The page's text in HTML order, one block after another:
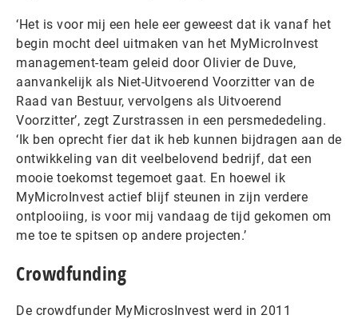
‘Het is voor mij een hele eer geweest dat ik vanaf het
begin mocht deel uitmaken van het MyMicroInvest
management-team geleid door Olivier de Duve,
aanvankelijk als Niet-Uitvoerend Voorzitter van de
Raad van Bestuur, vervolgens als Uitvoerend
Voorzitter’, zegt Zurstrassen in een persmededeling.
‘Ik ben oprecht fier dat ik heb kunnen bijdragen aan de
ontwikkeling van dit veelbelovend bedrijf, dat een
mooie toekomst tegemoet gaat. En hoewel ik
MyMicroInvest actief blijf steunen in zijn verdere
ontplooiing, is voor mij vandaag de tijd gekomen om
me toe te spitsen op andere projecten.’
Crowdfunding
De crowdfunder MyMicrosInvest werd in 2011